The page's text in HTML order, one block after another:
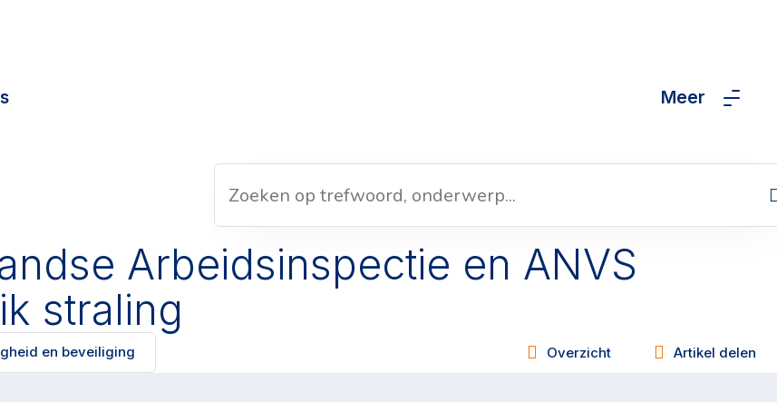
Meer
Arbeidsinspectie en ANVS
straling
en beveiliging Overzicht Artikel delen